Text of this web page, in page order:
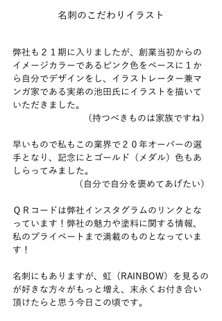
名刺のこだわりイラスト
弊社も２１期に入りましたが、創業当初からの
イメージカラーであるピンク色をベースに１か
ら自分でデザインをし、イラストレーター兼マ
ンガ家である実弟の池田氏にイラストを描いて
いただきました。
（持つべきものは家族ですね）
早いもので私もこの業界で２０年オーバーの選
手となり、記念にとゴールド（メダル）色もあ
しらってみました。
（自分で自分を褒めてあげたい）
ＱＲコードは弊社インスタグラムのリンクとな
っています！弊社の魅力や塗料に関する情報、
私のプライベートまで満載のものとなっていま
す！
名刺にもありますが、虹（RAINBOW）を見るの
が好きな方々がもっと増え、末永くお付き合い
頂けたらと思う今日この頃です。